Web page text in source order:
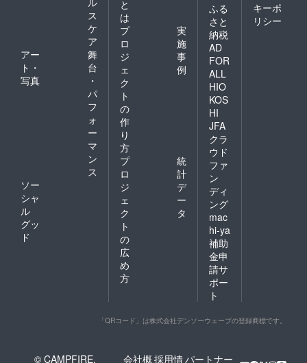
ス
ケ
ア
アー
ト・
写真
舞
台
・
パ
フ
ォ
ー
マ
ン
ス
ソー
シャ
ル
グッ
ド
と
は
プ
ロ
ジ
ェ
ク
ト
の
作
り
方
実
施
事
例
プ
ロ
ジ
ェ
ク
ト
の
広
め
方
統
計
デ
ー
タ
ふる
さと
納税
AD
FOR
ALL
HIO
KOS
HI
JFA
クラ
ウド
ファ
ン
ディ
ング
mac
hi-ya
補助
金申
請サ
ポー
ト
キーポ
リシー
「QRコード」は株式会社デンソーウェーブの登録商標です。
© CAMPFIRE, 会社概採用情パートナー